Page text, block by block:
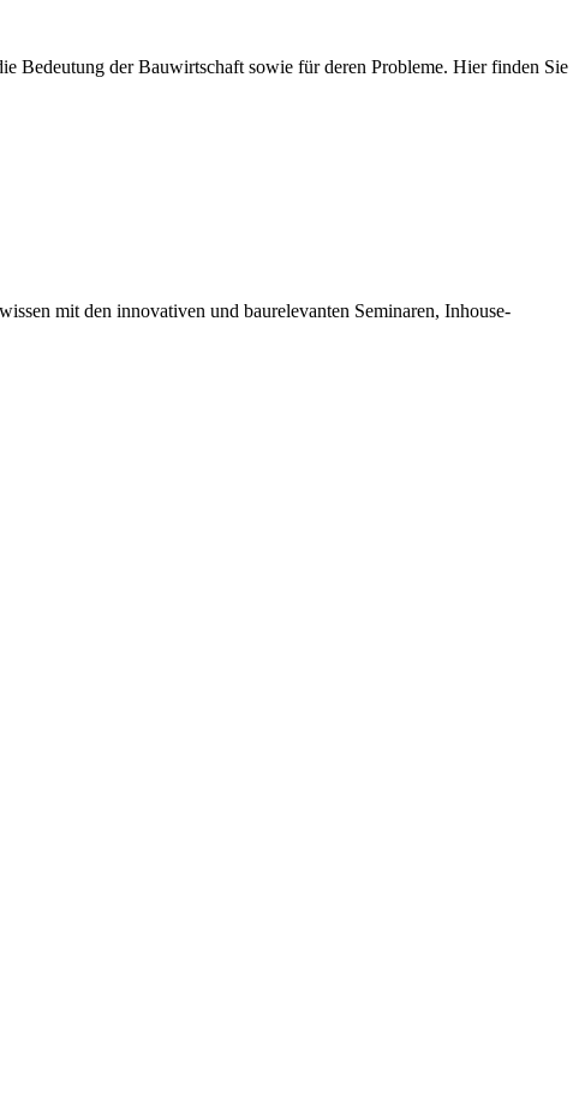
Bedeutung der Bauwirtschaft sowie für deren Probleme. Hier finden Sie
mit den innovativen und baurelevanten Seminaren, Inhouse-